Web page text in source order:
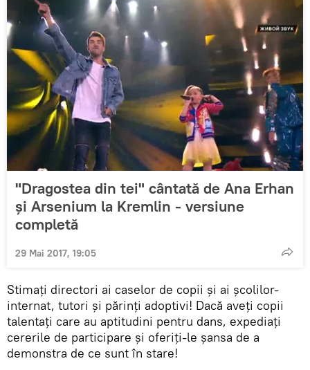
"Dragostea din tei" cântată de Ana Erhan
și Arsenium la Kremlin - versiune
completă
29 Mai 2017, 19:05
Stimați directori ai caselor de copii și ai școlilor-
internat, tutori și părinți adoptivi! Dacă aveți copii
talentați care au aptitudini pentru dans, expediați
cererile de participare și oferiți-le șansa de a
demonstra de ce sunt în stare!